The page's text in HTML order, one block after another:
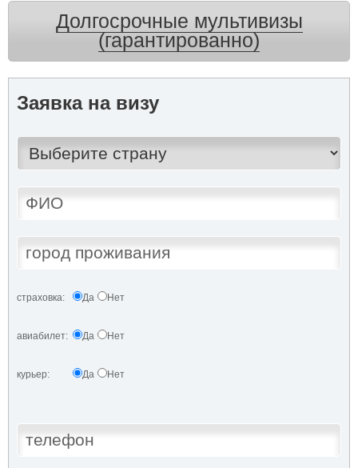
Долгосрочные мультивизы
(гарантированно)
Заявка на визу
страховка: Да Нет
авиабилет: Да Нет
курьер: Да Нет